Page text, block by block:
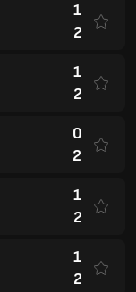
1
2
1
2
0
2
1
2
1
2